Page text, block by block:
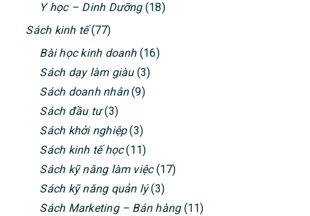
Y học – Dinh Dưỡng(18)
Sách kinh tế(77)
Bài học kinh doanh(16)
Sách dạy làm giàu(3)
Sách doanh nhân(9)
Sách đầu tư(3)
Sách khởi nghiệp(3)
Sách kinh tế học(11)
Sách kỹ năng làm việc(17)
Sách kỹ năng quản lý(3)
Sách Marketing – Bán hàng(11)